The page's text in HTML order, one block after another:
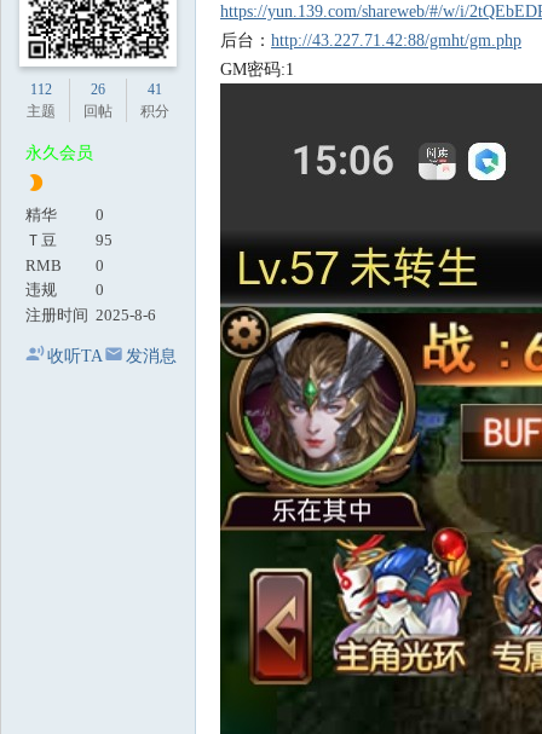
112
主题
26
回帖
41
积分
永久会员
精华
0
Ｔ豆
95
RMB
0
违规
0
注册时间 2025-8-6
收听TA 发消息
https://yun.139.com/shareweb/#/w/i/
后台： http://43.227.71.42:88/gmht/gm.php
GM密码:1